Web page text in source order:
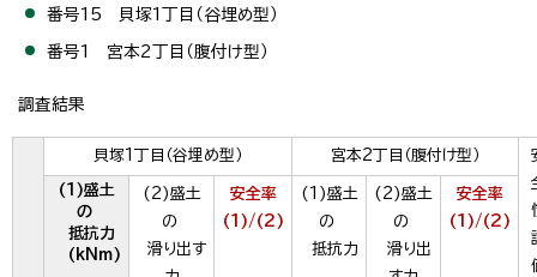
番号15 貝塚1丁目（谷埋め型）
番号1 宮本2丁目（腹付け型）
調査結果
貝塚1丁目（谷埋め型） 宮本2丁目（腹付け型）
(1)盛土
の
抵抗力
(kNm)
(2)盛土
の
滑り出す
安全率
(1)/(2)
(1)盛土
の
抵抗力
(2)盛土
の
滑り出
安全率
(1)/(2)